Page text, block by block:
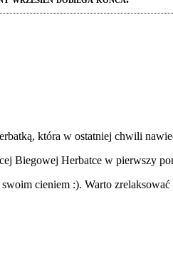
która w ostatniej chwili
Biegowej Herbatce w pierwszy
cieniem :). Warto